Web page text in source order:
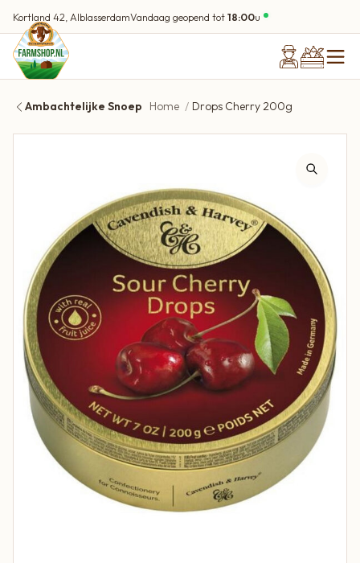
Kortland 42, AlblasserdamVandaag geopend tot18:00u
Ambachtelijke Snoep Home Drops Cherry 200g